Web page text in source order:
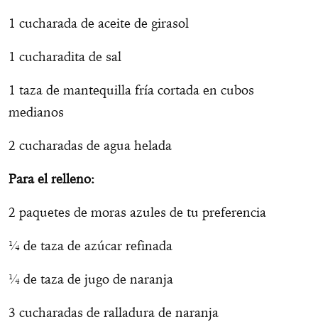
1 cucharada de aceite de girasol
1 cucharadita de sal
1 taza de mantequilla fría cortada en cubos
medianos
2 cucharadas de agua helada
Para el relleno:
2 paquetes de moras azules de tu preferencia
¼ de taza de azúcar refinada
¼ de taza de jugo de naranja
3 cucharadas de ralladura de naranja